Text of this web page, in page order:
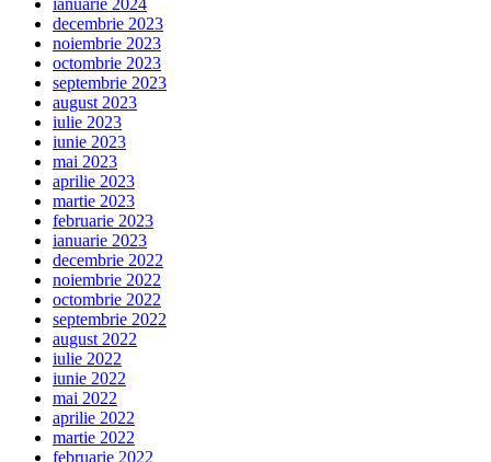
ianuarie 2024
decembrie 2023
noiembrie 2023
octombrie 2023
septembrie 2023
august 2023
iulie 2023
iunie 2023
mai 2023
aprilie 2023
martie 2023
februarie 2023
ianuarie 2023
decembrie 2022
noiembrie 2022
octombrie 2022
septembrie 2022
august 2022
iulie 2022
iunie 2022
mai 2022
aprilie 2022
martie 2022
februarie 2022